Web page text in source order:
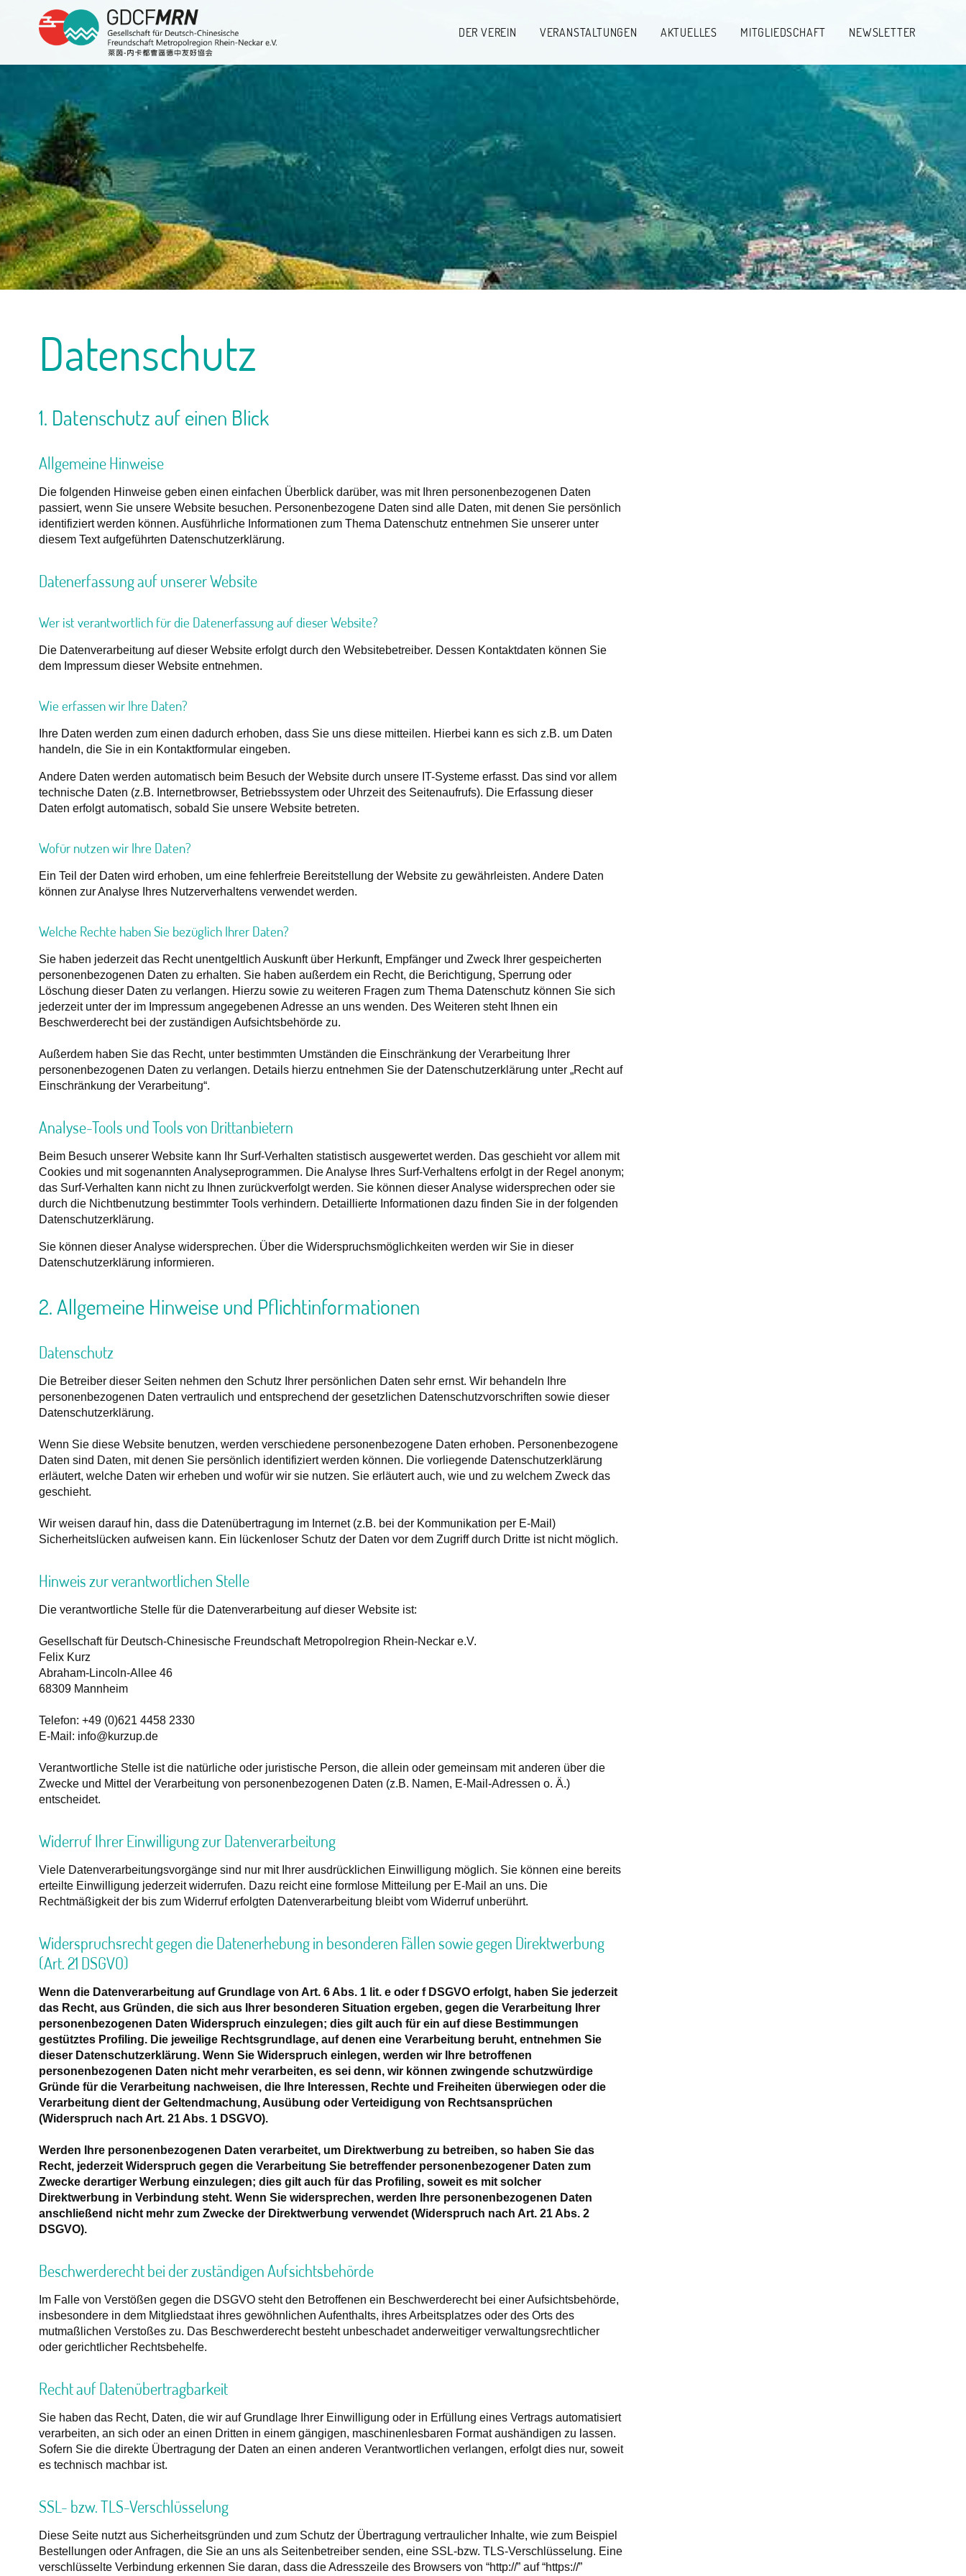
DER VEREIN VERANSTALTUNGEN AKTUELLES MITGLIEDSCHAFT NEWSLETTER
Datenschutz
1. Datenschutz auf einen Blick
Allgemeine Hinweise
Die folgenden Hinweise geben einen einfachen Überblick darüber, was mit Ihren personenbezogenen Daten
passiert, wenn Sie unsere Website besuchen. Personenbezogene Daten sind alle Daten, mit denen Sie persönlich
identifiziert werden können. Ausführliche Informationen zum Thema Datenschutz entnehmen Sie unserer unter
diesem Text aufgeführten Datenschutzerklärung.
Datenerfassung auf unserer Website
Wer ist verantwortlich für die Datenerfassung auf dieser Website?
Die Datenverarbeitung auf dieser Website erfolgt durch den Websitebetreiber. Dessen Kontaktdaten können Sie
dem Impressum dieser Website entnehmen.
Wie erfassen wir Ihre Daten?
Ihre Daten werden zum einen dadurch erhoben, dass Sie uns diese mitteilen. Hierbei kann es sich z.B. um Daten
handeln, die Sie in ein Kontaktformular eingeben.
Andere Daten werden automatisch beim Besuch der Website durch unsere IT-Systeme erfasst. Das sind vor allem
technische Daten (z.B. Internetbrowser, Betriebssystem oder Uhrzeit des Seitenaufrufs). Die Erfassung dieser
Daten erfolgt automatisch, sobald Sie unsere Website betreten.
Wofür nutzen wir Ihre Daten?
Ein Teil der Daten wird erhoben, um eine fehlerfreie Bereitstellung der Website zu gewährleisten. Andere Daten
können zur Analyse Ihres Nutzerverhaltens verwendet werden.
Welche Rechte haben Sie bezüglich Ihrer Daten?
Sie haben jederzeit das Recht unentgeltlich Auskunft über Herkunft, Empfänger und Zweck Ihrer gespeicherten
personenbezogenen Daten zu erhalten. Sie haben außerdem ein Recht, die Berichtigung, Sperrung oder
Löschung dieser Daten zu verlangen. Hierzu sowie zu weiteren Fragen zum Thema Datenschutz können Sie sich
jederzeit unter der im Impressum angegebenen Adresse an uns wenden. Des Weiteren steht Ihnen ein
Beschwerderecht bei der zuständigen Aufsichtsbehörde zu.
Außerdem haben Sie das Recht, unter bestimmten Umständen die Einschränkung der Verarbeitung Ihrer
personenbezogenen Daten zu verlangen. Details hierzu entnehmen Sie der Datenschutzerklärung unter „Recht auf
Einschränkung der Verarbeitung“.
Analyse-Tools und Tools von Drittanbietern
Beim Besuch unserer Website kann Ihr Surf-Verhalten statistisch ausgewertet werden. Das geschieht vor allem mit
Cookies und mit sogenannten Analyseprogrammen. Die Analyse Ihres Surf-Verhaltens erfolgt in der Regel anonym;
das Surf-Verhalten kann nicht zu Ihnen zurückverfolgt werden. Sie können dieser Analyse widersprechen oder sie
durch die Nichtbenutzung bestimmter Tools verhindern. Detaillierte Informationen dazu finden Sie in der folgenden
Datenschutzerklärung.
Sie können dieser Analyse widersprechen. Über die Widerspruchsmöglichkeiten werden wir Sie in dieser
Datenschutzerklärung informieren.
2. Allgemeine Hinweise und Pflichtinformationen
Datenschutz
Die Betreiber dieser Seiten nehmen den Schutz Ihrer persönlichen Daten sehr ernst. Wir behandeln Ihre
personenbezogenen Daten vertraulich und entsprechend der gesetzlichen Datenschutzvorschriften sowie dieser
Datenschutzerklärung.
Wenn Sie diese Website benutzen, werden verschiedene personenbezogene Daten erhoben. Personenbezogene
Daten sind Daten, mit denen Sie persönlich identifiziert werden können. Die vorliegende Datenschutzerklärung
erläutert, welche Daten wir erheben und wofür wir sie nutzen. Sie erläutert auch, wie und zu welchem Zweck das
geschieht.
Wir weisen darauf hin, dass die Datenübertragung im Internet (z.B. bei der Kommunikation per E-Mail)
Sicherheitslücken aufweisen kann. Ein lückenloser Schutz der Daten vor dem Zugriff durch Dritte ist nicht möglich.
Hinweis zur verantwortlichen Stelle
Die verantwortliche Stelle für die Datenverarbeitung auf dieser Website ist:
Gesellschaft für Deutsch-Chinesische Freundschaft Metropolregion Rhein-Neckar e.V.
Felix Kurz
Abraham-Lincoln-Allee 46
68309 Mannheim
Telefon: +49 (0)621 4458 2330
E-Mail: info@kurzup.de
Verantwortliche Stelle ist die natürliche oder juristische Person, die allein oder gemeinsam mit anderen über die
Zwecke und Mittel der Verarbeitung von personenbezogenen Daten (z.B. Namen, E-Mail-Adressen o. Ä.)
entscheidet.
Widerruf Ihrer Einwilligung zur Datenverarbeitung
Viele Datenverarbeitungsvorgänge sind nur mit Ihrer ausdrücklichen Einwilligung möglich. Sie können eine bereits
erteilte Einwilligung jederzeit widerrufen. Dazu reicht eine formlose Mitteilung per E-Mail an uns. Die
Rechtmäßigkeit der bis zum Widerruf erfolgten Datenverarbeitung bleibt vom Widerruf unberührt.
Widerspruchsrecht gegen die Datenerhebung in besonderen Fällen sowie gegen Direktwerbung
(Art. 21 DSGVO)
Wenn die Datenverarbeitung auf Grundlage von Art. 6 Abs. 1 lit. e oder f DSGVO erfolgt, haben Sie jederzeit
das Recht, aus Gründen, die sich aus Ihrer besonderen Situation ergeben, gegen die Verarbeitung Ihrer
personenbezogenen Daten Widerspruch einzulegen; dies gilt auch für ein auf diese Bestimmungen
gestütztes Profiling. Die jeweilige Rechtsgrundlage, auf denen eine Verarbeitung beruht, entnehmen Sie
dieser Datenschutzerklärung. Wenn Sie Widerspruch einlegen, werden wir Ihre betroffenen
personenbezogenen Daten nicht mehr verarbeiten, es sei denn, wir können zwingende schutzwürdige
Gründe für die Verarbeitung nachweisen, die Ihre Interessen, Rechte und Freiheiten überwiegen oder die
Verarbeitung dient der Geltendmachung, Ausübung oder Verteidigung von Rechtsansprüchen
(Widerspruch nach Art. 21 Abs. 1 DSGVO).
Werden Ihre personenbezogenen Daten verarbeitet, um Direktwerbung zu betreiben, so haben Sie das
Recht, jederzeit Widerspruch gegen die Verarbeitung Sie betreffender personenbezogener Daten zum
Zwecke derartiger Werbung einzulegen; dies gilt auch für das Profiling, soweit es mit solcher
Direktwerbung in Verbindung steht. Wenn Sie widersprechen, werden Ihre personenbezogenen Daten
anschließend nicht mehr zum Zwecke der Direktwerbung verwendet (Widerspruch nach Art. 21 Abs. 2
DSGVO).
Beschwerderecht bei der zuständigen Aufsichtsbehörde
Im Falle von Verstößen gegen die DSGVO steht den Betroffenen ein Beschwerderecht bei einer Aufsichtsbehörde,
insbesondere in dem Mitgliedstaat ihres gewöhnlichen Aufenthalts, ihres Arbeitsplatzes oder des Orts des
mutmaßlichen Verstoßes zu. Das Beschwerderecht besteht unbeschadet anderweitiger verwaltungsrechtlicher
oder gerichtlicher Rechtsbehelfe.
Recht auf Datenübertragbarkeit
Sie haben das Recht, Daten, die wir auf Grundlage Ihrer Einwilligung oder in Erfüllung eines Vertrags automatisiert
verarbeiten, an sich oder an einen Dritten in einem gängigen, maschinenlesbaren Format aushändigen zu lassen.
Sofern Sie die direkte Übertragung der Daten an einen anderen Verantwortlichen verlangen, erfolgt dies nur, soweit
es technisch machbar ist.
SSL- bzw. TLS-Verschlüsselung
Diese Seite nutzt aus Sicherheitsgründen und zum Schutz der Übertragung vertraulicher Inhalte, wie zum Beispiel
Bestellungen oder Anfragen, die Sie an uns als Seitenbetreiber senden, eine SSL-bzw. TLS-Verschlüsselung. Eine
verschlüsselte Verbindung erkennen Sie daran, dass die Adresszeile des Browsers von “http://” auf “https://”